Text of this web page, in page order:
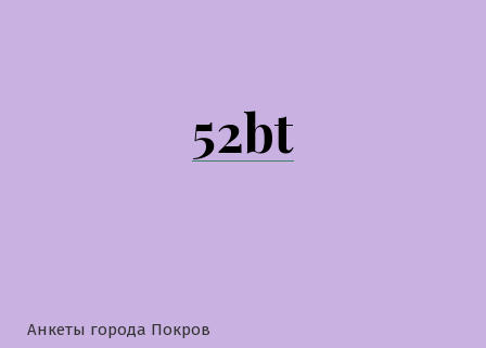
52bt
Анкеты города Покров